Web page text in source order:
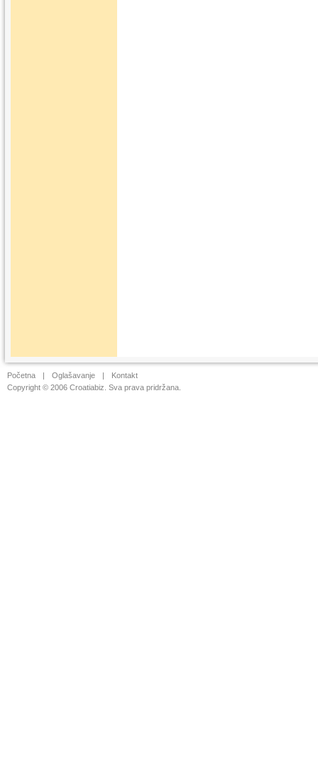
Početna | Oglašavanje |
Kontakt
Copyright © 2006 Croatiabiz. Sva prava pridržana.